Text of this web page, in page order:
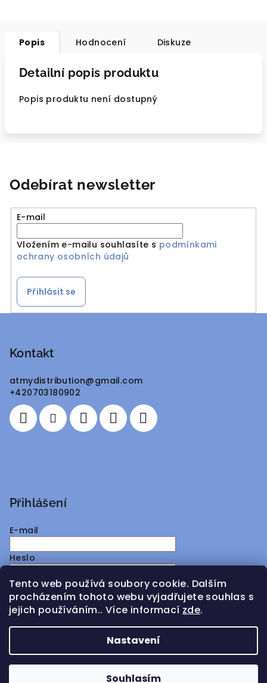
Tento web používá soubory cookie. Dalším
procházením tohoto webu vyjadřujete souhlas s
jejich používáním.. Více informací zde.
Nastavení
Souhlasím
Popis Hodnocení Diskuze
Detailní popis produktu
Popis produktu není dostupný
Odebírat newsletter
E-mail
Vložením e-mailu souhlasíte s podmínkami
ochrany osobních údajů
Přihlásit se
Kontakt
atmydistribution@gmail.com
+420703180902
Přihlášení
E-mail
Heslo
Přihlásit se
Nová registraceZapomenuté heslo